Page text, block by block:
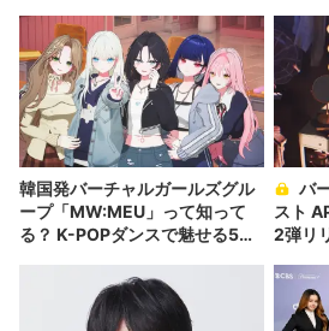
韓国発バーチャルガールズグル
ープ「MW:MEU」って知って
る？ K-POPダンスで魅せる5人
スト
2弾リ